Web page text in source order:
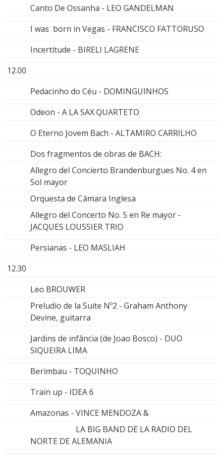
Canto De Ossanha - LEO GANDELMAN
I was born in Vegas - FRANCISCO FATTORUSO
Incertitude - BIRELI LAGRENE
12.00
Pedacinho do Céu - DOMINGUINHOS
Odeon - A LA SAX QUARTETO
O Eterno Jovem Bach - ALTAMIRO CARRILHO
Dos fragmentos de obras de BACH:
Allegro del Concierto Brandenburgues No. 4 en
Sol mayor
Orquesta de Cámara Inglesa
Allegro del Concerto No. 5 en Re mayor -
JACQUES LOUSSIER TRIO
Persianas - LEO MASLIAH
12.30
Leo BROUWER
Preludio de la Suite Nº2 - Graham Anthony
Devine, guitarra
Jardins de infância (de Joao Bosco) - DUO
SIQUEIRA LIMA
Berimbau - TOQUINHO
Train up - IDEA 6
Amazonas - VINCE MENDOZA &
LA BIG BAND DE LA RADIO DEL
NORTE DE ALEMANIA